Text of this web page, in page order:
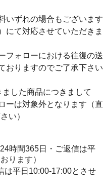
いずれの場合もございます
にて対応させていただきま
フォローにおける往復の送
おりますのでご了承下さい
した商品につきまして
ーは対象外となります（直
い）
24時間365日・ご返信は平
ります）
は平日10:00-17:00とさせ